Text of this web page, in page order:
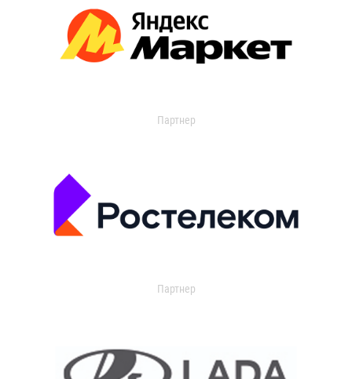
Партнер
Партнер